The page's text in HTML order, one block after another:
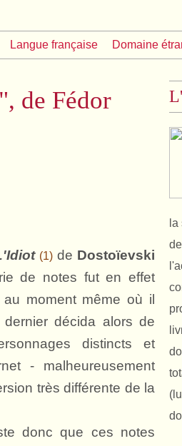
Langue française Domaine
de Fédor
(1) de Dostoïevski
de notes fut en effet
moment même où il
décida alors de
distincts et
- malheureusement
très différente de la
donc que ces notes